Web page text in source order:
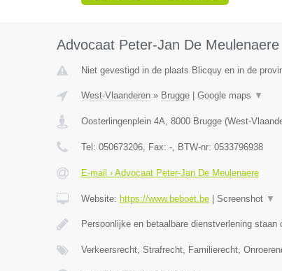
Advocaat Peter-Jan De Meulenaere
Niet gevestigd in de plaats Blicquy en in de
West-Vlaanderen» Brugge| Google maps ▼
Oosterlingenplein 4A, 8000 Brugge(West-
Tel: 050673206, Fax: -, BTW-nr: 0533796938
E-mail › Advocaat Peter-Jan De Meulenaere
Website: https://www.beboet.be| Screenshot ▼
Persoonlijke en betaalbare dienstverlening staan
Verkeersrecht, Strafrecht, Familierecht,